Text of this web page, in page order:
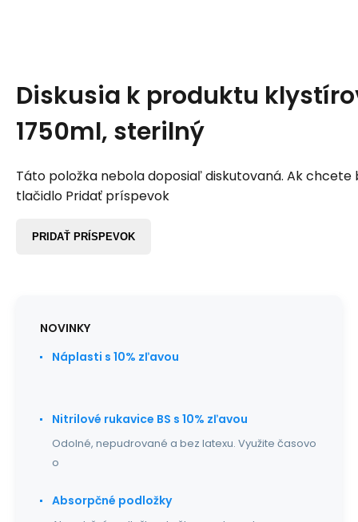
Diskusia k produktu
1750ml, sterilný
Táto položka nebola doposiaľ diskutovaná. Ak chcete
tlačidlo Pridať príspevok
PRIDAŤ PRÍSPEVOK
NOVINKY
Náplasti s 10% zľavou
Nitrilové rukavice BS s 10% zľavou
Odolné, nepudrované a bez latexu. Využite časovo
o
Absorpčné podložky